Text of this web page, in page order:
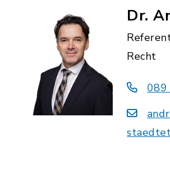
Dr.
Recht
089